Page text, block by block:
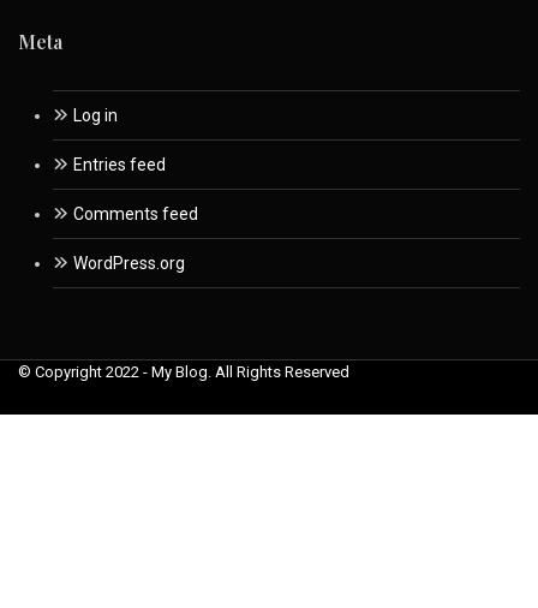
Meta
Log in
Entries feed
Comments feed
WordPress.org
© Copyright 2022 - My Blog. All Rights Reserved